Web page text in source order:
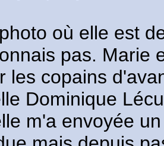
où elle est
pas. Marie
les copains
Dominique
m'a envoyée